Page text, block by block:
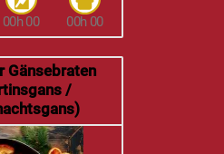
00h 00 00h 00
Gänsebraten
/